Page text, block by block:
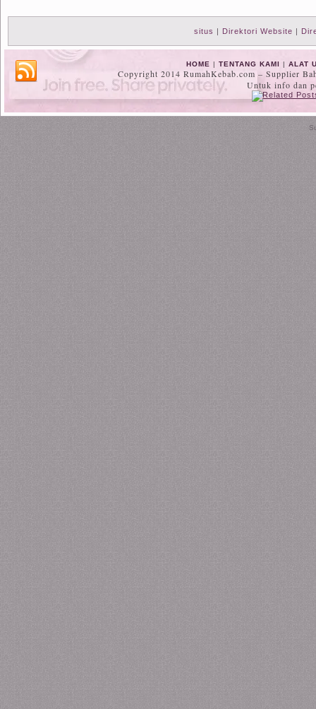
situs Direktori Website
HOME |TENTANG KAMI |ALAT
Copyright 2014 RumahKebab.com – Supplier
Untuk info dan